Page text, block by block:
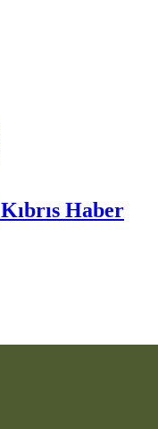
Kıbrıs Haber